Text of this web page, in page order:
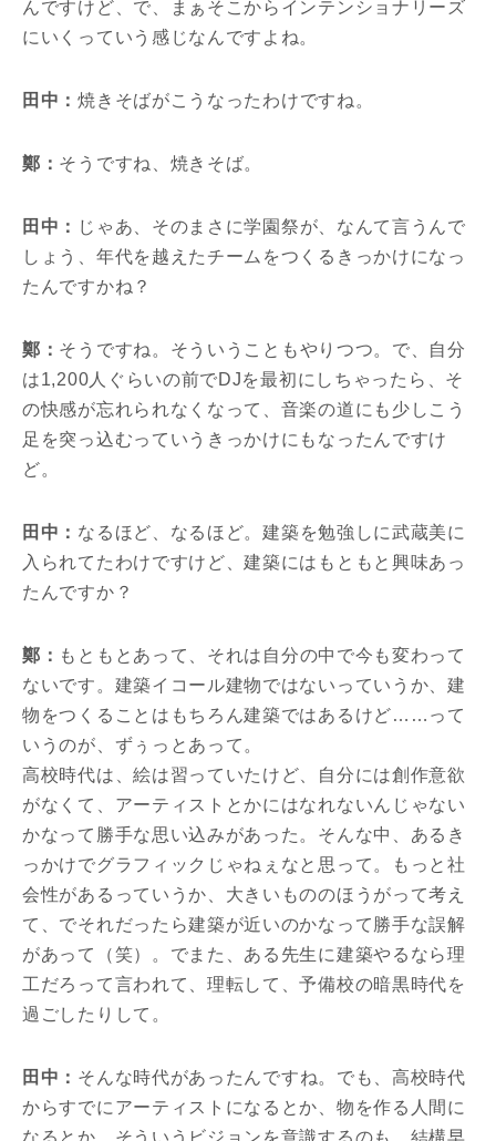
んですけど、で、まぁそこからインテンショナリーズ
にいくっていう感じなんですよね。
田中：焼きそばがこうなったわけですね。
鄭： そうですね、焼きそば。
田中： じゃあ、そのまさに学園祭が、なんて言うんで
しょう、年代を越えたチームをつくるきっかけになっ
たんですかね？
鄭： そうですね。そういうこともやりつつ。で、自分
は1,200人ぐらいの前でDJを最初にしちゃったら、そ
の快感が忘れられなくなって、音楽の道にも少しこう
足を突っ込むっていうきっかけにもなったんですけ
ど。
田中： なるほど、なるほど。建築を勉強しに武蔵美に
入られてたわけですけど、建築にはもともと興味あっ
たんですか？
鄭： もともとあって、それは自分の中で今も変わって
ないです。建築イコール建物ではないっていうか、建
物をつくることはもちろん建築ではあるけど……って
いうのが、ずぅっとあって。
高校時代は、絵は習っていたけど、自分には創作意欲
がなくて、アーティストとかにはなれないんじゃない
かなって勝手な思い込みがあった。そんな中、あるき
っかけでグラフィックじゃねぇなと思って。もっと社
会性があるっていうか、大きいもののほうがって考え
て、でそれだったら建築が近いのかなって勝手な誤解
があって（笑）。でまた、ある先生に建築やるなら理
工だろって言われて、理転して、予備校の暗黒時代を
過ごしたりして。
田中： そんな時代があったんですね。でも、高校時代
からすでにアーティストになるとか、物を作る人間に